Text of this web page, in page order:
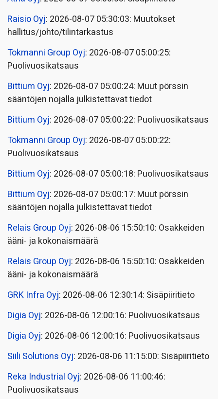
Raisio Oyj: 2026-08-07 05:30:03: Muutokset
hallitus/johto/tilintarkastus
Tokmanni Group Oyj: 2026-08-07 05:00:25:
Puolivuosikatsaus
Bittium Oyj: 2026-08-07 05:00:24: Muut pörssin
sääntöjen nojalla julkistettavat tiedot
Bittium Oyj: 2026-08-07 05:00:22: Puolivuosikatsaus
Tokmanni Group Oyj: 2026-08-07 05:00:22:
Puolivuosikatsaus
Bittium Oyj: 2026-08-07 05:00:18: Puolivuosikatsaus
Bittium Oyj: 2026-08-07 05:00:17: Muut pörssin
sääntöjen nojalla julkistettavat tiedot
Relais Group Oyj: 2026-08-06 15:50:10: Osakkeiden
ääni- ja kokonaismäärä
Relais Group Oyj: 2026-08-06 15:50:10: Osakkeiden
ääni- ja kokonaismäärä
GRK Infra Oyj: 2026-08-06 12:30:14: Sisäpiiritieto
Digia Oyj: 2026-08-06 12:00:16: Puolivuosikatsaus
Digia Oyj: 2026-08-06 12:00:16: Puolivuosikatsaus
Siili Solutions Oyj: 2026-08-06 11:15:00: Sisäpiiritieto
Reka Industrial Oyj: 2026-08-06 11:00:46:
Puolivuosikatsaus